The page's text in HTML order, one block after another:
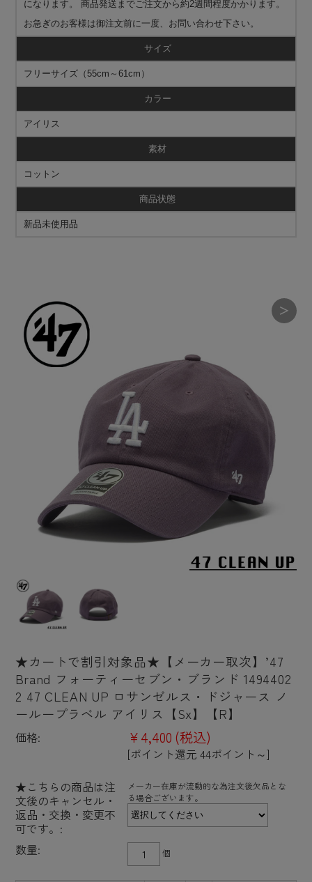
になります。 商品発送までご注文から約2週間程度かかります。
お急ぎのお客様は御注文前に一度、お問い合わせ下さい。
サイズ
フリーサイズ（55cm～61cm）
カラー
アイリス
素材
コットン
商品状態
新品未使用品
＞
★カートで割引対象品★【メーカー取次】’47
Brand フォーティーセブン・ブランド 1494402
2 47 CLEAN UP ロサンゼルス・ドジャース ノ
ーループラベル アイリス【Sx】【R】
価格: ¥4,400 (税込)
[ポイント還元 44ポイント～]
★こちらの商品は注
文後のキャンセル・
返品・交換・変更不
可です。:
メーカー在庫が流動的な為注文後欠品とな
る場合ございます。
数量: 個